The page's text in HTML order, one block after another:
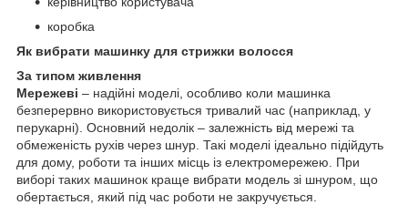
коробка
Як вибрати машинку для стрижки волосся
За типом живлення
Мережеві – надійні моделі, особливо коли машинка
безперервно використовується тривалий час (наприклад, у
перукарні). Основний недолік – залежність від мережі та
обмеженість рухів через шнур. Такі моделі ідеально підійдуть
для дому, роботи та інших місць із електромережею. При
виборі таких машинок краще вибрати модель зі шнуром, що
обертається, який під час роботи не закручується.